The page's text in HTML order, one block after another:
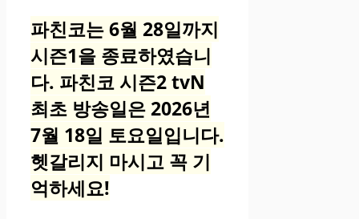
파친코는 6월 28일까지
시즌1을 종료하였습니
다. 파친코 시즌2 tvN
최초 방송일은 2026년
7월 18일 토요일입니다.
헷갈리지 마시고 꼭 기
억하세요!